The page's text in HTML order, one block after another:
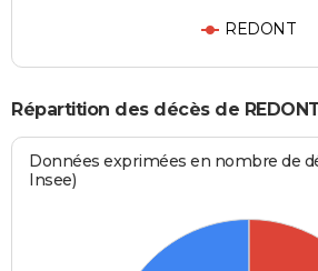
REDONT
Répartition des décès de
Données exprimées en nombre de
Insee)